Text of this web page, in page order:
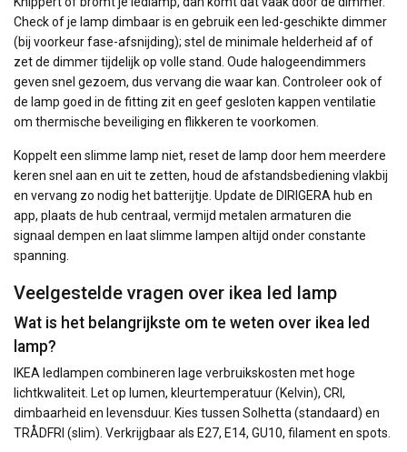
Check of je lamp dimbaar is en gebruik een led-geschikte dimmer
(bij voorkeur fase-afsnijding); stel de minimale helderheid af of
zet de dimmer tijdelijk op volle stand. Oude halogeendimmers
geven snel gezoem, dus vervang die waar kan. Controleer ook of
de lamp goed in de fitting zit en geef gesloten kappen ventilatie
om thermische beveiliging en flikkeren te voorkomen.
Koppelt een slimme lamp niet, reset de lamp door hem meerdere
keren snel aan en uit te zetten, houd de afstandsbediening vlakbij
en vervang zo nodig het batterijtje. Update de DIRIGERA hub en
app, plaats de hub centraal, vermijd metalen armaturen die
signaal dempen en laat slimme lampen altijd onder constante
spanning.
Veelgestelde vragen over ikea led lamp
Wat is het belangrijkste om te weten over ikea led
lamp?
IKEA ledlampen combineren lage verbruikskosten met hoge
lichtkwaliteit. Let op lumen, kleurtemperatuur (Kelvin), CRI,
dimbaarheid en levensduur. Kies tussen Solhetta (standaard) en
TRÅDFRI (slim). Verkrijgbaar als E27, E14, GU10, filament en spots.